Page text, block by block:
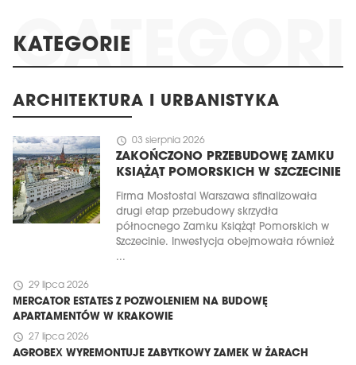
KATEGORIE
ARCHITEKTURA I URBANISTYKA
schedule 03 sierpnia 2026
ZAKOŃCZONO PRZEBUDOWĘ ZAMKU
KSIĄŻĄT POMORSKICH W SZCZECINIE
Firma Mostostal Warszawa sfinalizowała
drugi etap przebudowy skrzydła
północnego Zamku Książąt Pomorskich w
Szczecinie. Inwestycja obejmowała również
...
schedule 29 lipca 2026
MERCATOR ESTATES Z POZWOLENIEM NA BUDOWĘ
APARTAMENTÓW W KRAKOWIE
schedule 27 lipca 2026
AGROBEX WYREMONTUJE ZABYTKOWY ZAMEK W ŻARACH